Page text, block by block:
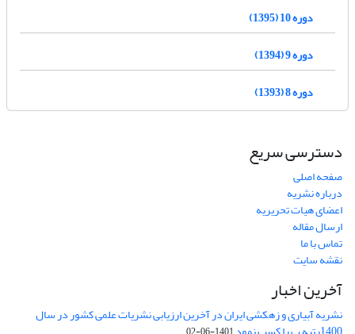
دوره 10 (1395)
دوره 9 (1394)
دوره 8 (1393)
دسترسی سریع
صفحه اصلی
درباره نشریه
اعضای هیات تحریریه
ارسال مقاله
تماس با ما
نقشه سایت
آخرین اخبار
نشریه آبیاری و زهکشی ایران در آخرین ارزیابی نشریات علمی کشور در سال